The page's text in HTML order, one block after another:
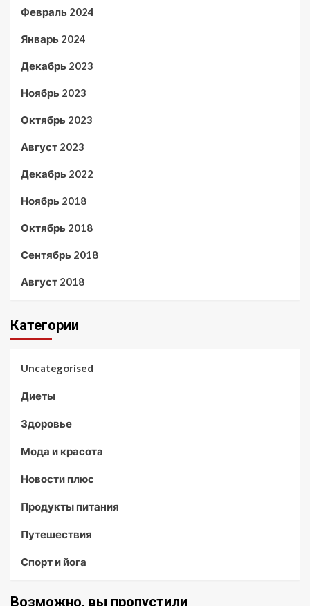
Февраль 2024
Январь 2024
Декабрь 2023
Ноябрь 2023
Октябрь 2023
Август 2023
Декабрь 2022
Ноябрь 2018
Октябрь 2018
Сентябрь 2018
Август 2018
Категории
Uncategorised
Диеты
Здоровье
Мода и красота
Новости плюс
Продукты питания
Путешествия
Спорт и йога
Возможно, вы пропустили